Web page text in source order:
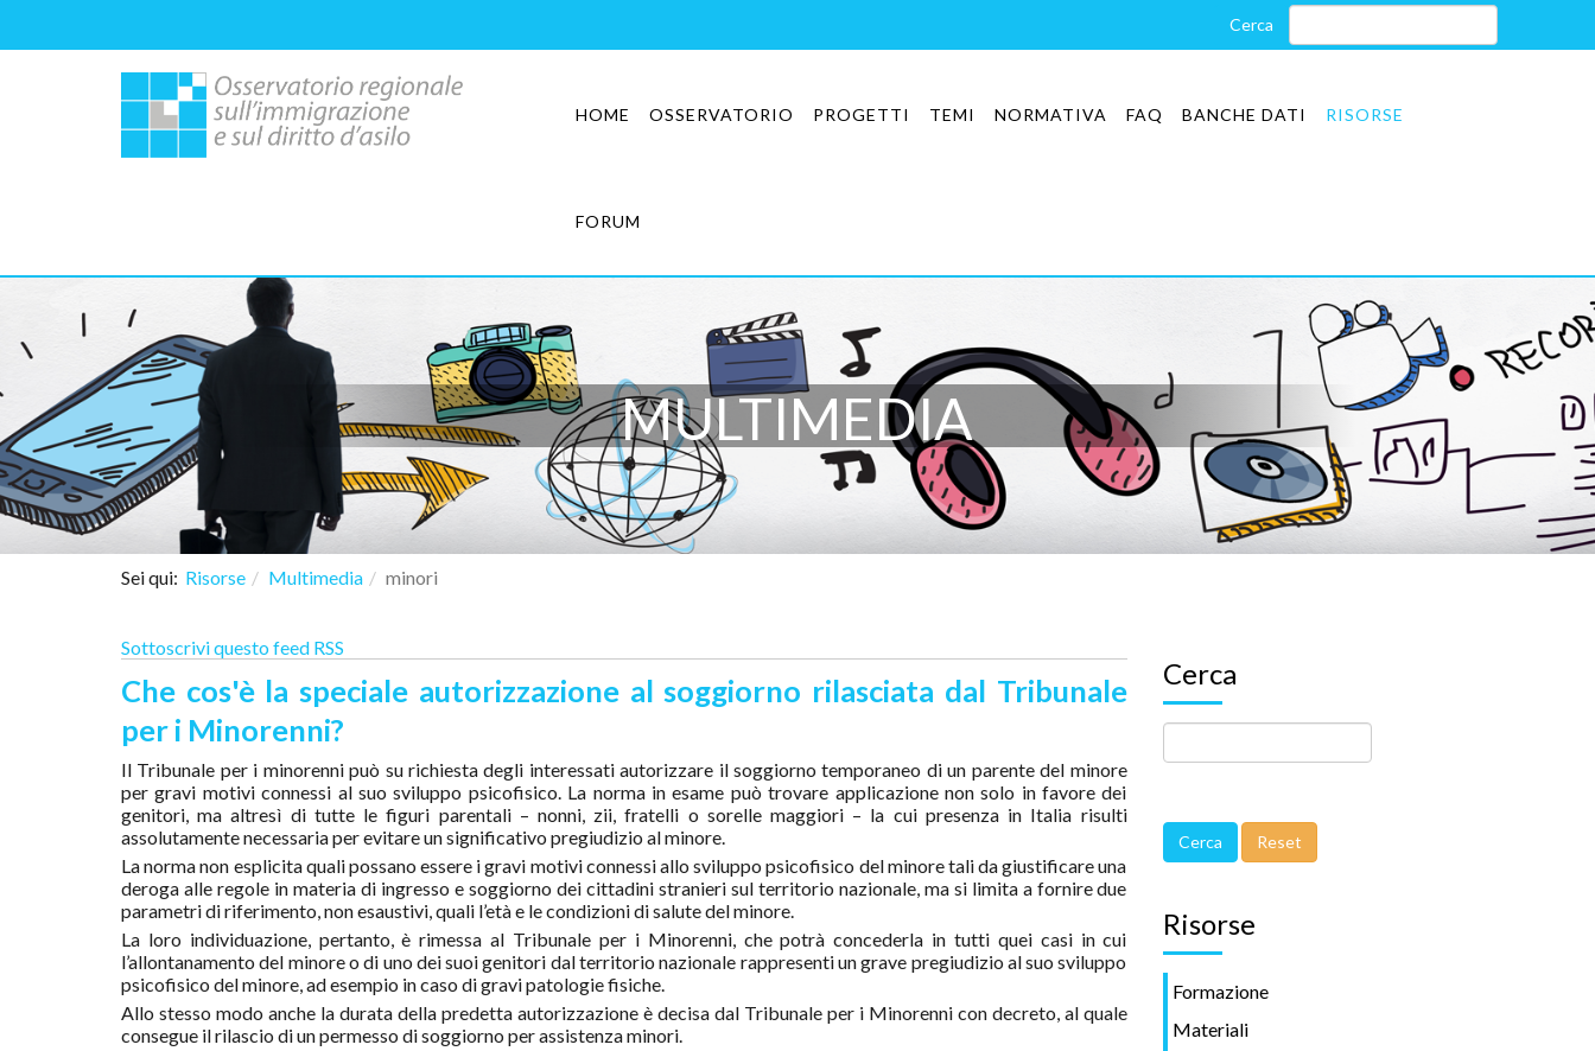
HOME OSSERVATORIO PROGETTI TEMI NORMATIVA FAQ BANCHE DATI RISORSE
FORUM
MULTIMEDIA
Sei qui: Risorse Multimedia minori
Sottoscrivi questo feed RSS
Che cos'è la speciale autorizzazione al soggiorno rilasciata dal Tribunale
per i Minorenni?
Il Tribunale per i minorenni può su richiesta degli interessati autorizzare il soggiorno temporaneo di un parente del minore
per gravi motivi connessi al suo sviluppo psicofisico. La norma in esame può trovare applicazione non solo in favore dei
genitori, ma altresì di tutte le figuri parentali – nonni, zii, fratelli o sorelle maggiori – la cui presenza in Italia risulti
assolutamente necessaria per evitare un significativo pregiudizio al minore.
La norma non esplicita quali possano essere i gravi motivi connessi allo sviluppo psicofisico del minore tali da giustificare una
deroga alle regole in materia di ingresso e soggiorno dei cittadini stranieri sul territorio nazionale, ma si limita a fornire due
parametri di riferimento, non esaustivi, quali l’età e le condizioni di salute del minore.
La loro individuazione, pertanto, è rimessa al Tribunale per i Minorenni, che potrà concederla in tutti quei casi in cui
l’allontanamento del minore o di uno dei suoi genitori dal territorio nazionale rappresenti un grave pregiudizio al suo sviluppo
psicofisico del minore, ad esempio in caso di gravi patologie fisiche.
Allo stesso modo anche la durata della predetta autorizzazione è decisa dal Tribunale per i Minorenni con decreto, al quale
consegue il rilascio di un permesso di soggiorno per assistenza minori.
Cerca
Risorse
Formazione
Materiali